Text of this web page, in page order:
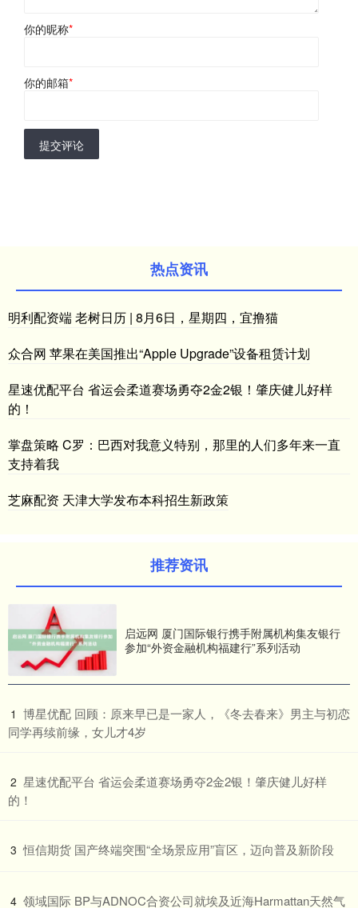
你的昵称*
你的邮箱*
提交评论
热点资讯
明利配资端 老树日历 | 8月6日，星期四，宜撸猫
众合网 苹果在美国推出“Apple Upgrade”设备租赁计划
星速优配平台 省运会柔道赛场勇夺2金2银！肇庆健儿好样
的！
掌盘策略 C罗：巴西对我意义特别，那里的人们多年来一直
支持着我
芝麻配资 天津大学发布本科招生新政策
推荐资讯
启远网 厦门国际银行携手附属机构集友银行
参加“外资金融机构福建行”系列活动
1 ​博星优配 回顾：原来早已是一家人，《冬去春来》男主与初恋
同学再续前缘，女儿才4岁
2 ​星速优配平台 省运会柔道赛场勇夺2金2银！肇庆健儿好样
的！
3 ​恒信期货 国产终端突围“全场景应用”盲区，迈向普及新阶段
4 ​领域国际 BP与ADNOC合资公司就埃及近海Harmattan天然气